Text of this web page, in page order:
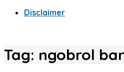
Disclaimer
Tag: ngobrol